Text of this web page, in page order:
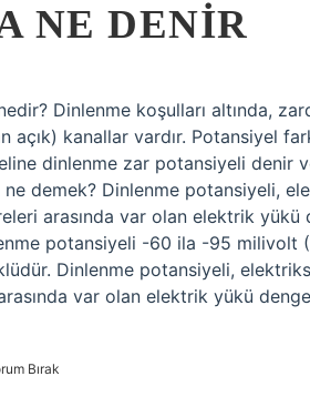
NE DENIR
Dinlenme koşulları altında,
açık) kanallar vardır. Potansiyel
dinlenme zar potansiyeli denir
demek? Dinlenme potansiyeli,
arasında var olan elektrik
potansiyeli -60 ila -95 milivolt
Dinlenme potansiyeli,
var olan elektrik yükü
Bırak